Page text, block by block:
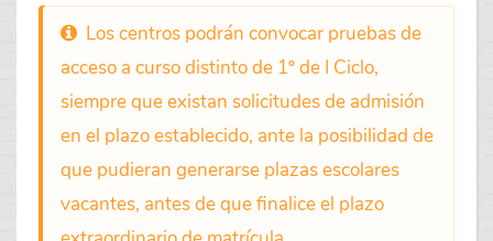
Los centros podrán convocar pruebas de
acceso a curso distinto de 1º de I Ciclo,
siempre que existan solicitudes de admisión
en el plazo establecido, ante la posibilidad de
que pudieran generarse plazas escolares
vacantes, antes de que finalice el plazo